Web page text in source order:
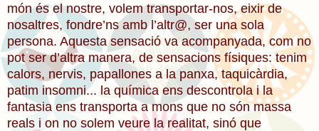
món és el nostre, volem transportar-nos, eixir de
nosaltres, fondre’ns amb l’altr@, ser una sola
persona. Aquesta sensació va acompanyada, com no
pot ser d’altra manera, de sensacions físiques: tenim
calors, nervis, papallones a la panxa, taquicàrdia,
patim insomni... la química ens descontrola i la
fantasia ens transporta a mons que no són massa
reals i on no solem veure la realitat, sinó que